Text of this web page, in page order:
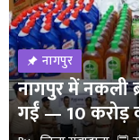
नागपुर
नागपुर में नकली
गईं — 10 करोड़